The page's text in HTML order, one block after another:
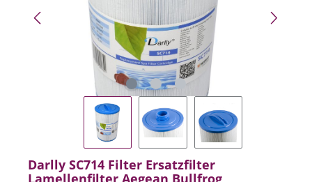
Darlly SC714 Filter Ersatzfilter
Lamellenfilter Aegean Bullfrog